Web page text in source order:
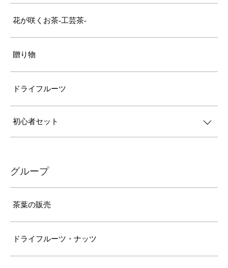
花が咲くお茶-工芸茶-
贈り物
ドライフルーツ
初心者セット
グループ
茶葉の販売
ドライフルーツ・ナッツ